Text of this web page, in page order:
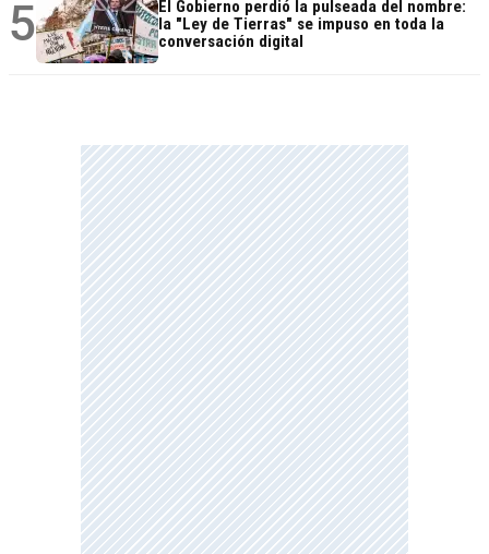
5
El Gobierno perdió la pulseada del nombre:
la "Ley de Tierras" se impuso en toda la
conversación digital